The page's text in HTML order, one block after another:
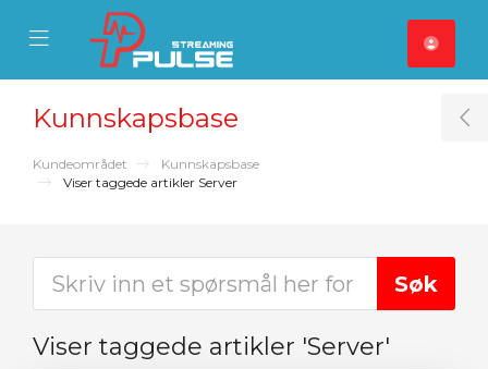
Mobile Menu
Mobile Menu
Kunnskapsbase
Kundeområdet
Kunnskapsbase
Viser taggede artikler Server
Viser taggede artikler 'Server'